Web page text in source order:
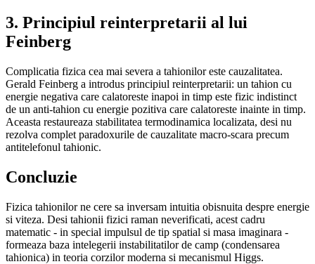
3. Principiul reinterpretarii al lui
Feinberg
Complicatia fizica cea mai severa a tahionilor este cauzalitatea.
Gerald Feinberg a introdus principiul reinterpretarii: un tahion cu
energie negativa care calatoreste inapoi in timp este fizic indistinct
de un anti-tahion cu energie pozitiva care calatoreste inainte in timp.
Aceasta restaureaza stabilitatea termodinamica localizata, desi nu
rezolva complet paradoxurile de cauzalitate macro-scara precum
antitelefonul tahionic.
Concluzie
Fizica tahionilor ne cere sa inversam intuitia obisnuita despre energie
si viteza. Desi tahionii fizici raman neverificati, acest cadru
matematic - in special impulsul de tip spatial si masa imaginara -
formeaza baza intelegerii instabilitatilor de camp (condensarea
tahionica) in teoria corzilor moderna si mecanismul Higgs.